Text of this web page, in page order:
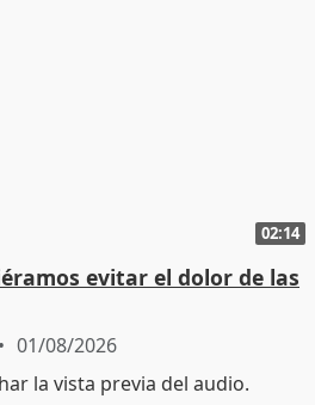
02:14
evitar el dolor de las
01/08/2026